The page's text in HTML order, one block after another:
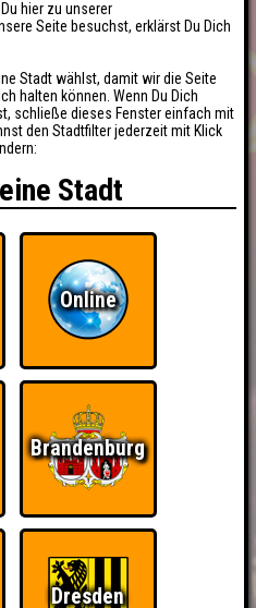
hier zu unserer
Seite besuchst, erklärst Du Dich
Stadt wählst, damit wir die Seite
halten können. Wenn Du Dich
schließe dieses Fenster einfach mit
den Stadtfilter jederzeit mit Klick
Stadt
Online
Brandenburg
Dresden